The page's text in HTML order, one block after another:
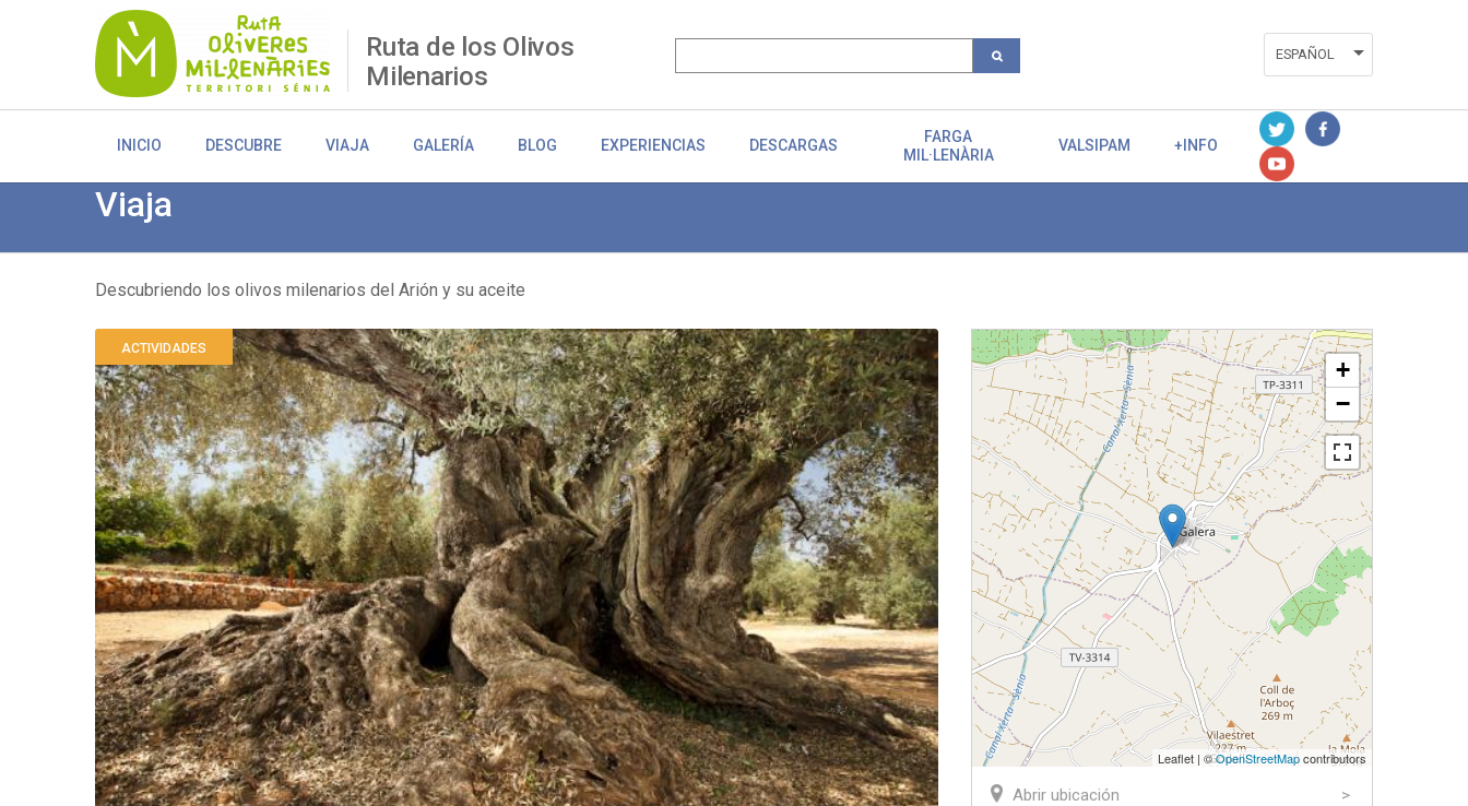
Ruta de los Olivos
Milenarios
ESPAÑOL
VALENCIÀ
INICIO DESCUBRE VIAJA GALERÍA BLOG EXPERIENCIAS DESCARGAS
FARGA
MIL·LENÀRIA
VALSIPAM +INFO
Viaja
Sobrescribir
enlaces
de
ayuda
a
la
navegación
Descubriendo los olivos milenarios del Arión y su aceite
ACTIVIDADES
+
−
Leaflet | ©OpenStreetMapcontributors
Abrir ubicación